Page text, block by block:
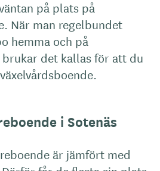
på plats på
När man regelbundet
hemma och på
det kallas för att du
i Sotenäs
är jämfört med